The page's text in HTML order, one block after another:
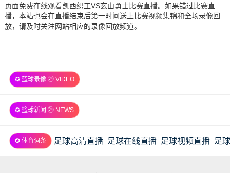
页面免费在线观看凯西织工VS玄山勇士比赛直播。如果错过比赛直
播，本站也会在直播结束后第一时间送上比赛视频集锦和全场录像回
放，请及时关注网站相应的录像回放频道。
✪ 篮球录像 ㉔ VIDEO
✪ 篮球新闻 ㉔ NEWS
✪ 体育词条 足球高清直播 足球在线直播 足球视频直播 足